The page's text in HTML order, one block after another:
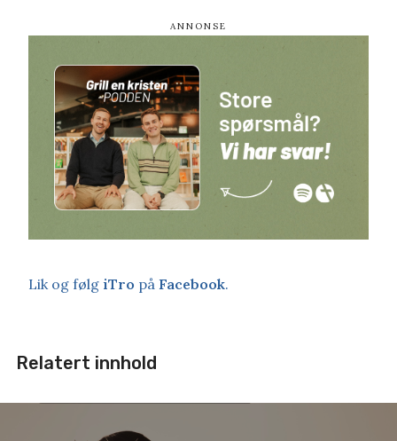
Lik og følg iTro på Facebook.
Relatert innhold